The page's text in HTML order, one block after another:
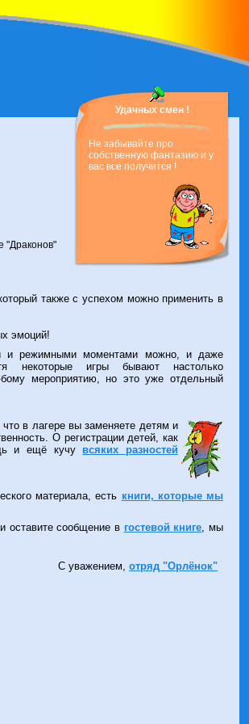
Удачных смен !
"Драконов"
координаты
Не забывайте про
собственную фантазию и у
вас всё получится !
также с успехом можно применить в
эмоций!
и режимными моментами можно, и даже
некоторые игры бывают настолько
мероприятию, но это уже отдельный
в лагере вы заменяете детям и
О регистрации детей, как
и ещё кучу всяких разностей
материала, есть книги, которые мы
оставите сообщение в гостевой книге, мы
С уважением, отряд "Орлёнок"